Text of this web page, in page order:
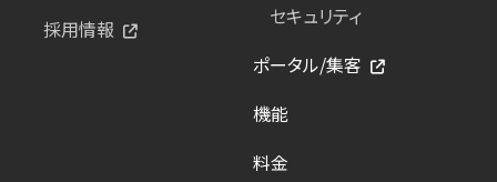
採用情報
セキュリティ
ポータル/集客
機能
料金